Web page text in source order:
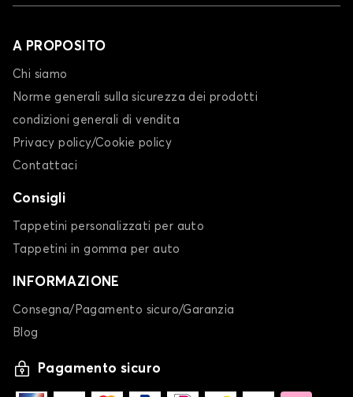
A PROPOSITO
Chi siamo
Norme generali sulla sicurezza dei prodotti
condizioni generali di vendita
Privacy policy/Cookie policy
Contattaci
Consigli
Tappetini personalizzati per auto
Tappetini in gomma per auto
INFORMAZIONE
Consegna/Pagamento sicuro/Garanzia
Blog
Pagamento sicuro